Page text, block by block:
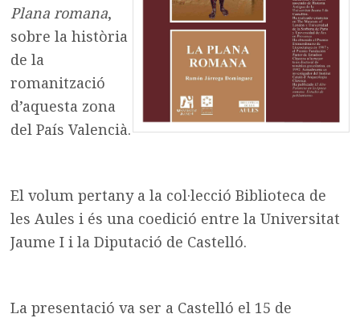
Plana romana,
sobre la història
de la
romanització
d’aquesta zona
del País Valencià.
El volum pertany a la col·lecció Biblioteca de
les Aules i és una coedició entre la Universitat
Jaume I i la Diputació de Castelló.
La presentació va ser a Castelló el 15 de